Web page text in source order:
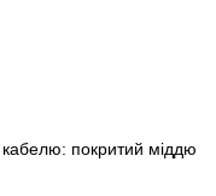
кабелю: покритий міддю